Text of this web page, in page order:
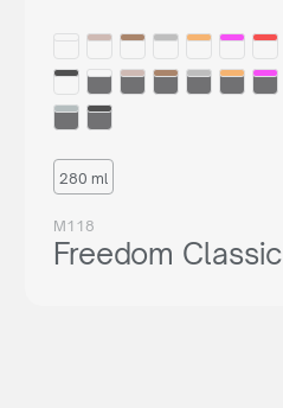
280 ml
M118
Freedom Classic